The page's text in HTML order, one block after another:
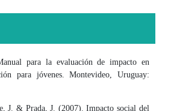
para la evaluación de impacto en
para jóvenes. Montevideo, Uruguay:
J. & Prada, J. (2007). Impacto social del